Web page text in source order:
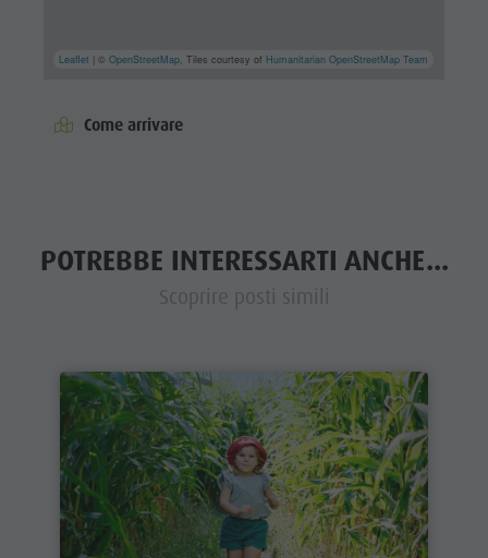
Leaflet | ©OpenStreetMap, Tiles courtesy of Humanitarian OpenStreetMap Team
Come arrivare
POTREBBE INTERESSARTI ANCHE...
Scoprire posti simili